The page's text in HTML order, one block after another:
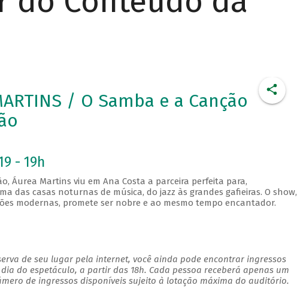
/ O Samba e a Canção
- 19h
Áurea Martins viu em Ana Costa a parceira perfeita para,
das casas noturnas de música, do jazz às grandes gafieiras. O show,
modernas, promete ser nobre e ao mesmo tempo encantador.
de seu lugar pela internet, você ainda pode encontrar ingressos
do espetáculo, a partir das 18h. Cada pessoa receberá apenas um
de ingressos disponíveis sujeito à lotação máxima do auditório.